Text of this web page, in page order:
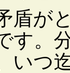
盾が
す。
いつ